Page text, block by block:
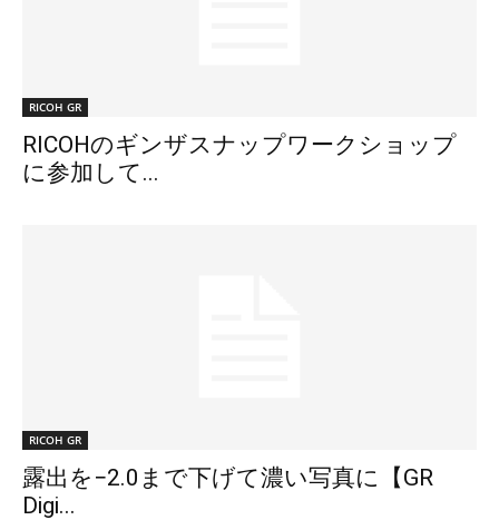
RICOH GR
RICOHのギンザスナップワークショップ
に参加して...
RICOH GR
露出を−2.0まで下げて濃い写真に【GR
Digi...